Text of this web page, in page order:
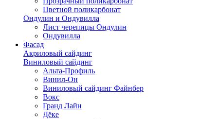
Цветной поликарбонат
Ондулин и Ондувилла
Лист черепицы Ондулин
Ондувилла
Фасад
Акриловый сайдинг
Виниловый сайдинг
Альта-Профиль
Винил-Он
Виниловый сайдинг Файнбер
Вокс
Гранд Лайн
Дёке